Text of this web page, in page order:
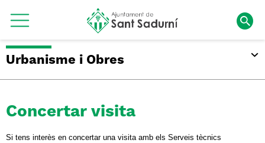
Urbanisme i Obres
Concertar visita
Si tens interès en concertar una visita amb els Serveis tècnics